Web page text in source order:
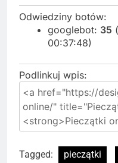
Odwiedziny botów:
googlebot: 35
00:37:48)
Podlinkuj wpis:
Tagged: pieczątki